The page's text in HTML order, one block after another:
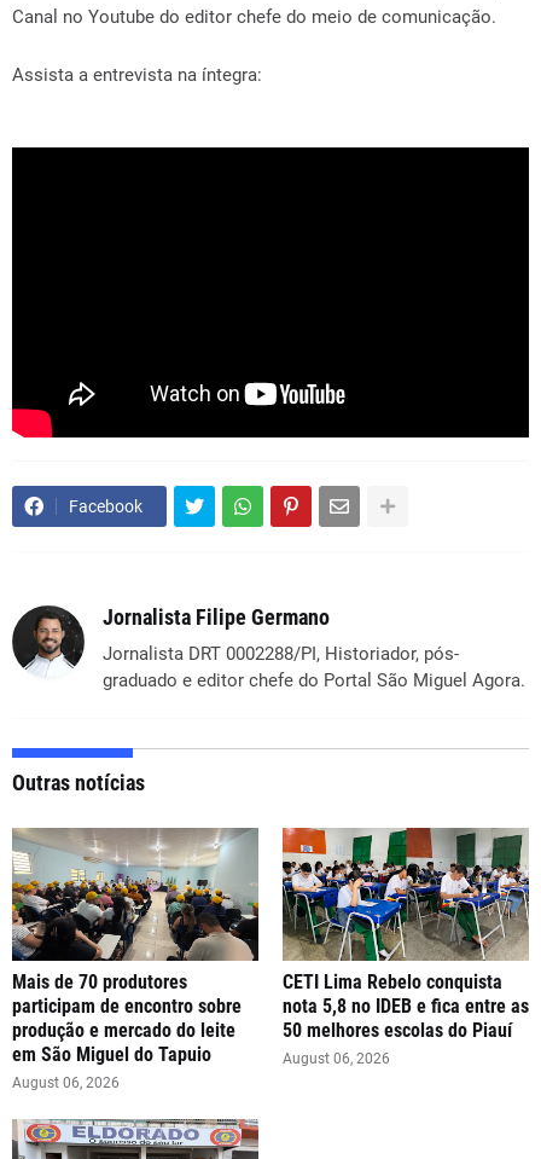
Canal no Youtube do editor chefe do meio de comunicação.
Assista a entrevista na íntegra:
Facebook
Jornalista Filipe Germano
Jornalista DRT 0002288/PI, Historiador, pós-
graduado e editor chefe do Portal São Miguel Agora.
Outras notícias
Mais de 70 produtores
participam de encontro sobre
produção e mercado do leite
em São Miguel do Tapuio
August 06, 2026
CETI Lima Rebelo conquista
nota 5,8 no IDEB e fica entre as
50 melhores escolas do Piauí
August 06, 2026